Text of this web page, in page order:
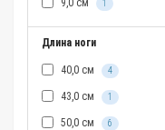
9,0 см 1
Длина ноги
40,0 см 4
43,0 см 1
50,0 см 6